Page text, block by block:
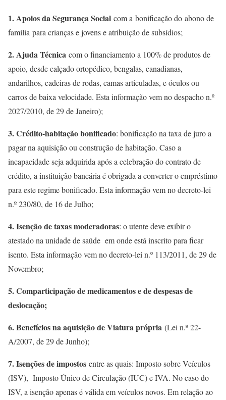
1. Apoios da Segurança Social com a bonificação do abono de
família para crianças e jovens e atribuição de subsídios;
2. Ajuda Técnica com o financiamento a 100% de produtos de
apoio, desde calçado ortopédico, bengalas, canadianas,
andarilhos, cadeiras de rodas, camas articuladas, e óculos ou
carros de baixa velocidade. Esta informação vem no despacho n.º
2027/2010, de 29 de Janeiro);
3. Crédito-habitação bonificado: bonificação na taxa de juro a
pagar na aquisição ou construção de habitação. Caso a
incapacidade seja adquirida após a celebração do contrato de
crédito, a instituição bancária é obrigada a converter o empréstimo
para este regime bonificado. Esta informação vem no decreto-lei
n.º 230/80, de 16 de Julho;
4. Isenção de taxas moderadoras: o utente deve exibir o
atestado na unidade de saúde em onde está inscrito para ficar
isento. Esta informação vem no decreto-lei n.º 113/2011, de 29 de
Novembro;
5. Comparticipação de medicamentos e de despesas de
deslocação;
6. Benefícios na aquisição de Viatura própria (Lei n.º 22-
A/2007, de 29 de Junho);
7. Isenções de impostos entre as quais: Imposto sobre Veículos
(ISV), Imposto Único de Circulação (IUC) e IVA. No caso do
ISV, a isenção apenas é válida em veículos novos. Em relação ao